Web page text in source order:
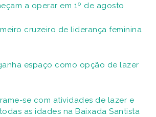
a operar em 1º de agosto
cruzeiro de liderança feminina
espaço como opção de lazer
se com atividades de lazer e
as idades na Baixada Santista